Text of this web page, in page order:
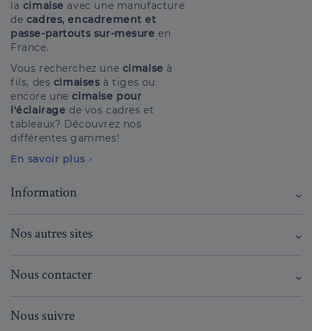
la cimaise avec une manufacture
de cadres, encadrement et
passe-partouts sur-mesure en
France.
Vous recherchez une cimaise à
fils, des cimaises à tiges ou
encore unecimaise pour
l'éclairage de vos cadres et
tableaux? Découvrez nos
différentes gammes!
En savoir plus
Information
Nos autres sites
Nous contacter
Nous suivre